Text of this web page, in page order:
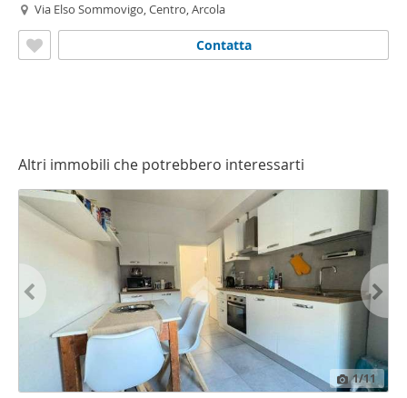
Via Elso Sommovigo, Centro, Arcola
Contatta
Altri immobili che potrebbero interessarti
1/11